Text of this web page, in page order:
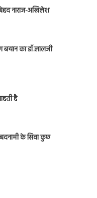
नाराज-अखिलेश
का डॉ.लालजी
है
के सिवा कुछ